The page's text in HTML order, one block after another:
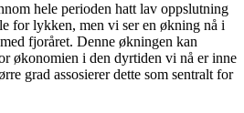
hele perioden hatt lav oppslutning
for lykken, men vi ser en økning nå i
fjoråret. Denne økningen kan
økonomien i den dyrtiden vi nå er inne
grad assosierer dette som sentralt for